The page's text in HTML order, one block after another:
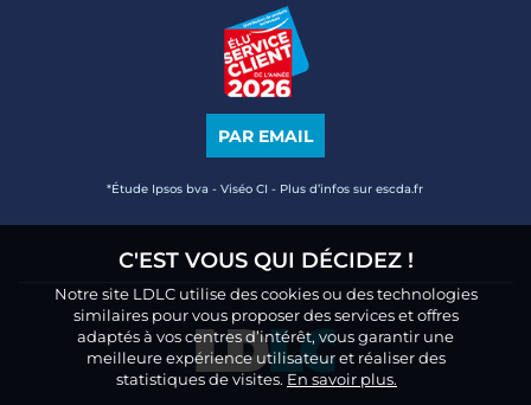
PAR EMAIL
*Étude Ipsos bva - Viséo CI - Plus d’infos sur escda.fr
C'EST VOUS QUI DÉCIDEZ !
Notre site LDLC utilise des cookies ou des technologies
similaires pour vous proposer des services et offres
adaptés à vos centres d’intérêt, vous garantir une
meilleure expérience utilisateur et réaliser des
statistiques de visites. En savoir plus.